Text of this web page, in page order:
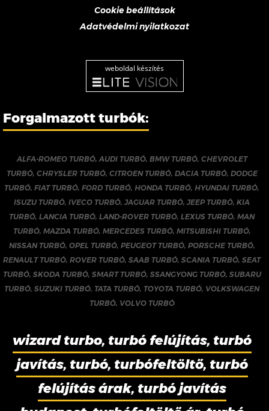
Cookie beállítások
Adatvédelmi nyilatkozat
weboldal készítés
Forgalmazott turbók:
ALFA-ROMEO TURBÓ,AUDI TURBÓ, BMW TURBÓ, CHEVROLET
TURBÓ, CHRYSLER TURBÓ, CITROEN TURBÓ, DACIA TURBÓ, DODGE
TURBÓ,FIAT TURBÓ,FORD TURBÓ, HONDA TURBÓ, HYUNDAI TURBÓ,
ISUZU TURBÓ,IVECO TURBÓ,JAGUAR TURBÓ,JEEP TURBÓ,KIA
TURBÓ,LANCIA TURBÓ,LAND-ROVER TURBÓ,LEXUS TURBÓ,MAN
TURBÓ, MAZDA TURBÓ, MERCEDES TURBÓ, MITSUBISHI TURBÓ,
NISSAN TURBÓ, OPEL TURBÓ, PEUGEOT TURBÓ, PORSCHE TURBÓ,
RENAULT TURBÓ,ROVER TURBÓ,SAAB TURBÓ,SCANIA TURBÓ,SEAT
TURBÓ, SKODA TURBÓ, SMART TURBÓ, SSANGYONG TURBÓ, SUBARU
TURBÓ,SUZUKI TURBÓ, TATA TURBÓ, TOYOTA TURBÓ, VOLKSWAGEN
TURBÓ, VOLVO TURBÓ
wizard turbo, turbó felújítás, turbó
javítás, turbó, turbófeltöltő, turbó
felújítás árak, turbó javítás